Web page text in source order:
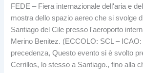
FEDE – Fiera internazionale dell'aria e
mostra dello spazio aereo che si svolge
Santiago del Cile presso l'aeroporto
Merino Benitez. (ECCOLO: SCL –
precedenza, Questo evento si è svolto
Cerrillos, lo stesso a Santiago., fino alla